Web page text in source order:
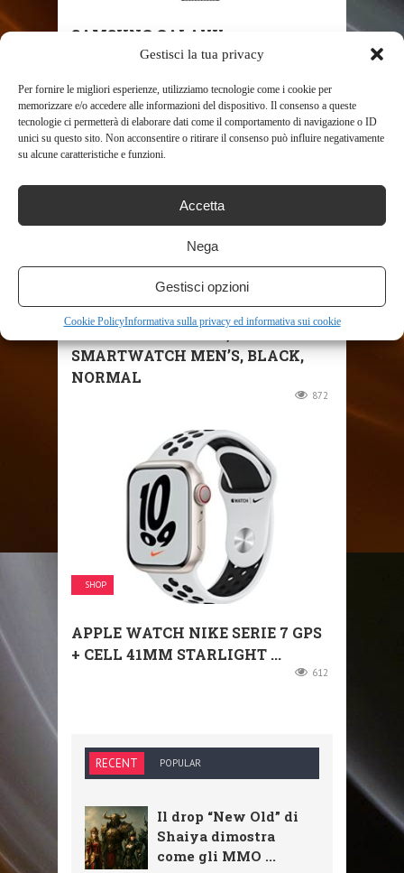
Gestisci la tua privacy
Per fornire le migliori esperienze, utilizziamo tecnologie come i cookie per
memorizzare e/o accedere alle informazioni del dispositivo. Il consenso a queste
tecnologie ci permetterà di elaborare dati come il comportamento di navigazione o ID
unici su questo sito. Non acconsentire o ritirare il consenso può influire negativamente
su alcune caratteristiche e funzioni.
Accetta
Nega
Gestisci opzioni
Cookie PolicyInformativa sulla privacy ed informativa sui cookie
SAMSUNG GALAXY
SMARTWATCH BLUETOOTH,
621
AMAZFIT STRATOS3,
SMARTWATCH MEN’S, BLACK,
NORMAL
872
SHOP
APPLE WATCH NIKE SERIE 7 GPS
+ CELL 41MM STARLIGHT ...
612
RECENT POPULAR
Il drop “New Old” di
Shaiya dimostra
come gli MMO ...